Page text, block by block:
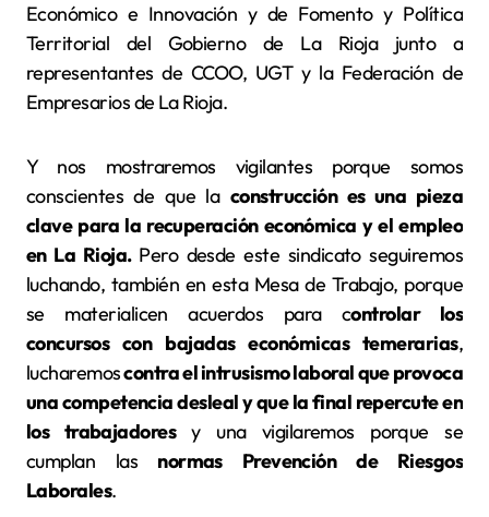
Económico e Innovación y de Fomento y Política
Territorial del Gobierno de La Rioja junto a
representantes de CCOO, UGT y la Federación de
Empresarios de La Rioja.
Y nos mostraremos vigilantes porque somos
conscientes de que la construcción es una pieza
clave para la recuperación económica y el empleo
en La Rioja. Pero desde este sindicato seguiremos
luchando, también en esta Mesa de Trabajo, porque
se materialicen acuerdos para controlar los
concursos con bajadas económicas temerarias,
lucharemoscontra el intrusismo laboral que provoca
una competencia desleal y que la final repercute en
los trabajadoresy una vigilaremos porque se
cumplan las normas Prevención de Riesgos
Laborales.